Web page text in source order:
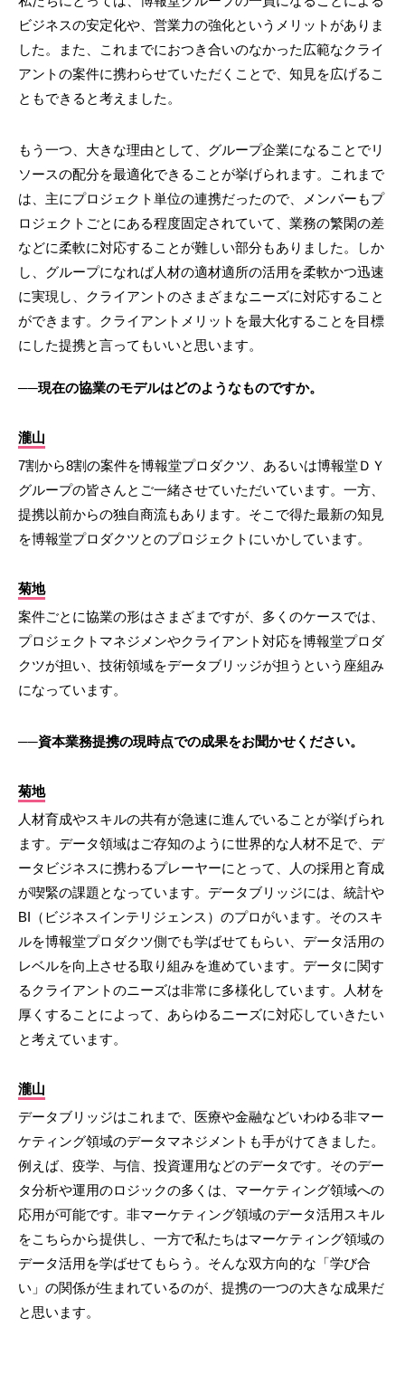
ビジネスの安定化や、営業力の強化というメリットがありま
した。また、これまでにおつき合いのなかった広範なクライ
アントの案件に携わらせていただくことで、知見を広げるこ
ともできると考えました。
もう一つ、大きな理由として、グループ企業になることでリ
ソースの配分を最適化できることが挙げられます。これまで
は、主にプロジェクト単位の連携だったので、メンバーもプ
ロジェクトごとにある程度固定されていて、業務の繁閑の差
などに柔軟に対応することが難しい部分もありました。しか
し、グループになれば人材の適材適所の活用を柔軟かつ迅速
に実現し、クライアントのさまざまなニーズに対応すること
ができます。クライアントメリットを最大化することを目標
にした提携と言ってもいいと思います。
──現在の協業のモデルはどのようなものですか。
瀧山
7割から8割の案件を博報堂プロダクツ、あるいは博報堂ＤＹ
グループの皆さんとご一緒させていただいています。一方、
提携以前からの独自商流もあります。そこで得た最新の知見
を博報堂プロダクツとのプロジェクトにいかしています。
菊地
案件ごとに協業の形はさまざまですが、多くのケースでは、
プロジェクトマネジメンやクライアント対応を博報堂プロダ
クツが担い、技術領域をデータブリッジが担うという座組み
になっています。
──資本業務提携の現時点での成果をお聞かせください。
菊地
人材育成やスキルの共有が急速に進んでいることが挙げられ
ます。データ領域はご存知のように世界的な人材不足で、デ
ータビジネスに携わるプレーヤーにとって、人の採用と育成
が喫緊の課題となっています。データブリッジには、統計や
BI（ビジネスインテリジェンス）のプロがいます。そのスキ
ルを博報堂プロダクツ側でも学ばせてもらい、データ活用の
レベルを向上させる取り組みを進めています。データに関す
るクライアントのニーズは非常に多様化しています。人材を
厚くすることによって、あらゆるニーズに対応していきたい
と考えています。
瀧山
データブリッジはこれまで、医療や金融などいわゆる非マー
ケティング領域のデータマネジメントも手がけてきました。
例えば、疫学、与信、投資運用などのデータです。そのデー
タ分析や運用のロジックの多くは、マーケティング領域への
応用が可能です。非マーケティング領域のデータ活用スキル
をこちらから提供し、一方で私たちはマーケティング領域の
データ活用を学ばせてもらう。そんな双方向的な「学び合
い」の関係が生まれているのが、提携の一つの大きな成果だ
と思います。